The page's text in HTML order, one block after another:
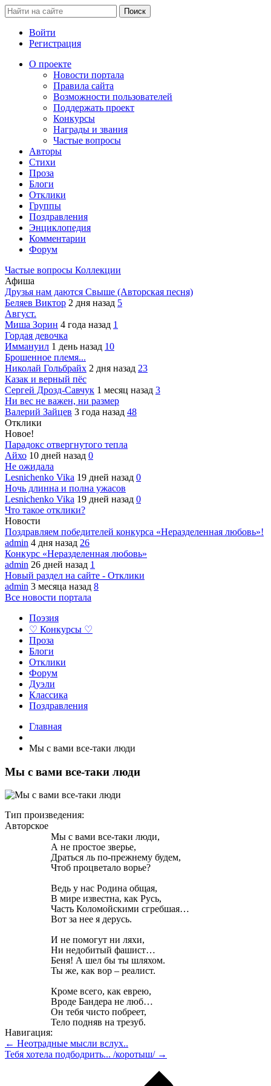
Войти
Регистрация
О проекте
Новости портала
Правила сайта
Возможности пользователей
Поддержать проект
Конкурсы
Награды и звания
Частые вопросы
Авторы
Стихи
Проза
Блоги
Отклики
Группы
Поздравления
Энциклопедия
Комментарии
Форум
Частые вопросы Коллекции
Афиша
Друзья нам даются Свыше (Авторская песня)
Беляев Виктор 2 дня назад 5
Август.
Миша Зорин 4 года назад 1
Гордая девочка
Иммануил 1 день назад 10
Брошенное племя...
Николай Гольбрайх 2 дня назад 23
Казак и верный пёс
Сергей Дрозд-Савчук 1 месяц назад 3
Ни вес не важен, ни размер
Валерий Зайцев 3 года назад 48
Отклики
Новое!
Парадокс отвергнутого тепла
Айхо 10 дней назад 0
Не ожидала
Lesnichenko Vika 19 дней назад 0
Ночь длинна и полна ужасов
Lesnichenko Vika 19 дней назад 0
Что такое отклики?
Новости
Поздравляем победителей конкурса «Неразделенная любовь»!
admin 4 дня назад 26
Конкурс «Неразделенная любовь»
admin 26 дней назад 1
Новый раздел на сайте - Отклики
admin 3 месяца назад 8
Все новости портала
Поэзия
♡ Конкурсы ♡
Проза
Блоги
Отклики
Форум
Дуэли
Классика
Поздравления
Главная
Мы с вами все-таки люди
Мы с вами все-таки люди
Тип произведения:
Авторское
Мы с вами все-таки люди,
А не простое зверье,
Драться ль по-прежнему будем,
Чтоб процветало ворье?
Ведь у нас Родина общая,
В мире известна, как Русь,
Часть Коломойскими сгребшая…
Вот за нее я дерусь.
И не помогут ни ляхи,
Ни недобитый фашист…
Беня! А шел бы ты шляхом.
Ты же, как вор – реалист.
Кроме всего, как еврею,
Вроде Бандера не люб…
Он тебя чисто побреет,
Тело подняв на трезуб.
Навигация:
← Неотрадные мысли вслух..
Тебя хотела подбодрить... /коротыш/ →